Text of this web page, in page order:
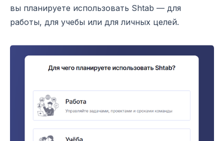
вы планируете использовать Shtab — для
работы, для учебы или для личных целей.